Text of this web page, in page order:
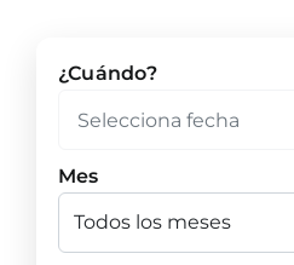
¿Cuándo?
Mes